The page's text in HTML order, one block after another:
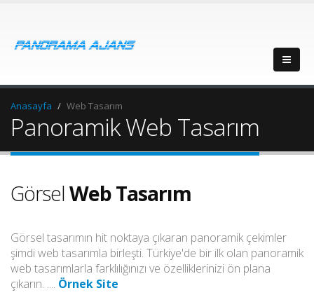
Anasayfa Web Tasarım
Panoramik Web Tasarım
GörselWeb Tasarım
Görsel tasarımın hit noktaya çıkaran panoramik çekimler
şimdi web tasarımla birleşti. Türkiye'de bir ilk olan panoramik
web tasarımlarla farklılığınızı ve özelliklerinizi ön plana
çıkarın. .... Örnek Site